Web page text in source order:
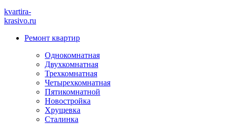
kvartira-
krasivo.ru
Ремонт квартир
Однокомнатная
Двухкомнатная
Трехкомнатная
Четырехкомнатная
Пятикомнатной
Новостройка
Хрущевка
Сталинка